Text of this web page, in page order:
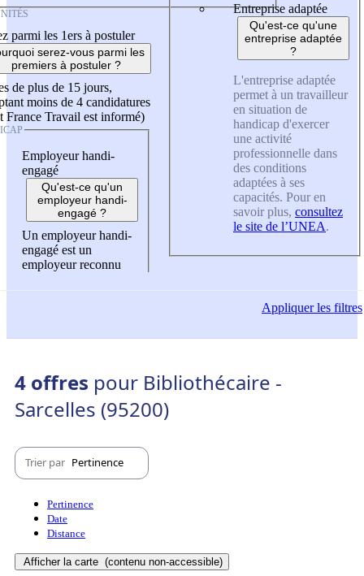
parmi les 1ers à postuler
serez-vous parmi les
premiers à postuler ?
de plus de 15 jours,
moins de 4 candidatures
France Travail est informé)
Employeur handi-
engagé
Qu'est-ce qu'un
employeur handi-
engagé ?
Un employeur handi-
engagé est un
employeur reconnu
Entreprise adaptée
Qu'est-ce qu'une
entreprise adaptée
?
L'entreprise adaptée
permet à un travailleur
en situation de
handicap d'exercer
une activité
professionnelle dans
des conditions
adaptées à ses
capacités. Pour en
savoir plus, consultez
le site de l’UNEA.
Appliquerles filtres
4 offres pour Bibliothécaire -
Sarcelles (95200)
Trier par Pertinence
Pertinence
Date
Distance
Afficher la carte (contenu non-accessible)